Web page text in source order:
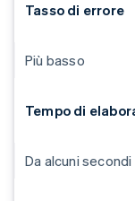
Tasso di errore
Più basso
Tempo di
Da alcuni